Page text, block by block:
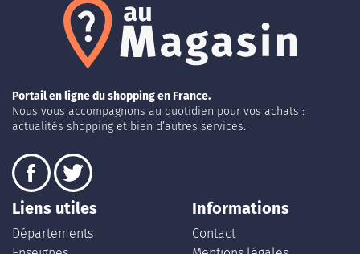
Portail en ligne du shopping en France.
Nous vous accompagnons au quotidien pour vos achats :
actualités shopping et bien d’autres services.
Liens utiles
Départements
Informations
Contact